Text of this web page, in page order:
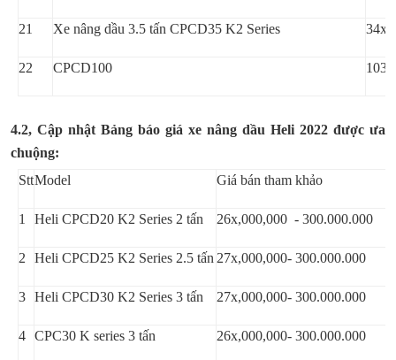
21 Xe nâng dầu 3.5 tấn CPCD35 K2 Series
22 CPCD100
4.2, Cập nhật Bảng báo giá xe nâng dầu Heli 2022 được ưa
chuộng:
SttModel Giá bán tham khảo
1
Heli CPCD20 K2 Series 2 tấn 26x,000,000 - 300.000.000
2
Heli CPCD25 K2 Series 2.5 tấn 27x,000,000- 300.000.000
3 Heli CPCD30 K2 Series 3 tấn 27x,000,000- 300.000.000
4 CPC30 K series 3 tấn 26x,000,000- 300.000.000